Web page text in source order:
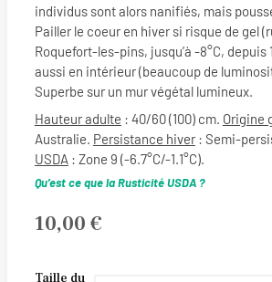
individus sont alors nanifiés, mais
Pailler le coeur en hiver si risque de gel
Roquefort-les-pins, jusqu’à -8°C, depuis
aussi en intérieur (beaucoup de
Superbe sur un mur végétal lumineux.
Hauteur adulte : 40/60 (100) cm. Origine
Australie. Persistance hiver: Semi-
USDA: Zone 9 (-6.7°C/-1.1°C).
Qu’est ce que la Rusticité USDA ?
10,00 €
Taille du
quantité